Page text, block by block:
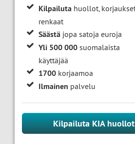
Kilpailuta huollot,
renkaat
Säästä jopa satoja euroja
Yli 500 000 suomalaista
käyttäjää
1700 korjaamoa
Ilmainen palvelu
Kilpailuta KIA